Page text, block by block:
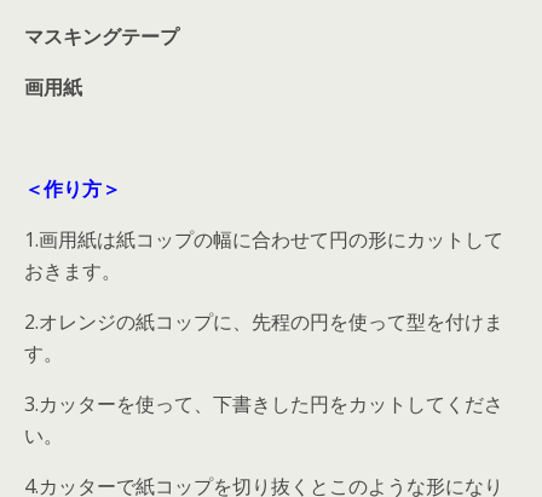
マスキングテープ
画用紙
＜作り方＞
1.画用紙は紙コップの幅に合わせて円の形にカットして
おきます。
2.オレンジの紙コップに、先程の円を使って型を付けま
す。
3.カッターを使って、下書きした円をカットしてくださ
い。
4.カッターで紙コップを切り抜くとこのような形になり